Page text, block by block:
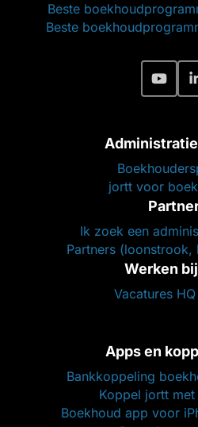
Beste
Beste
jortt voor
Ik zoek een
Partners (loonstrook,
Werken
Vacatures
Apps en
Bankkoppeling
Koppel jortt
Boekhoud app voor